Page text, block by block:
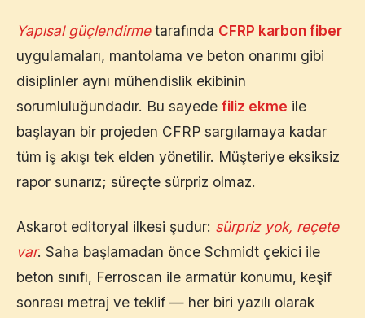
Yapısal güçlendirmetarafında CFRP karbon fiber
uygulamaları, mantolama ve beton onarımı gibi
disiplinler aynı mühendislik ekibinin
sorumluluğundadır. Bu sayede filiz ekme ile
başlayan bir projeden CFRP sargılamaya kadar
tüm iş akışı tek elden yönetilir. Müşteriye eksiksiz
rapor sunarız; süreçte sürpriz olmaz.
Askarot editoryal ilkesi şudur: sürpriz yok, reçete
var. Saha başlamadan önce Schmidt çekici ile
beton sınıfı, Ferroscan ile armatür konumu, keşif
sonrası metraj ve teklif — her biri yazılı olarak